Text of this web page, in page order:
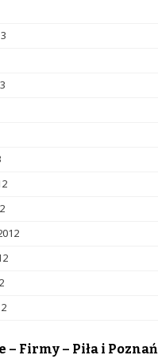
– Firmy – Piła i Poznań